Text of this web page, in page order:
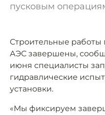
пусковым
Строительные работы
АЭС завершены,
июня специалисты
гидравлические
установки.
«Мы фиксируем